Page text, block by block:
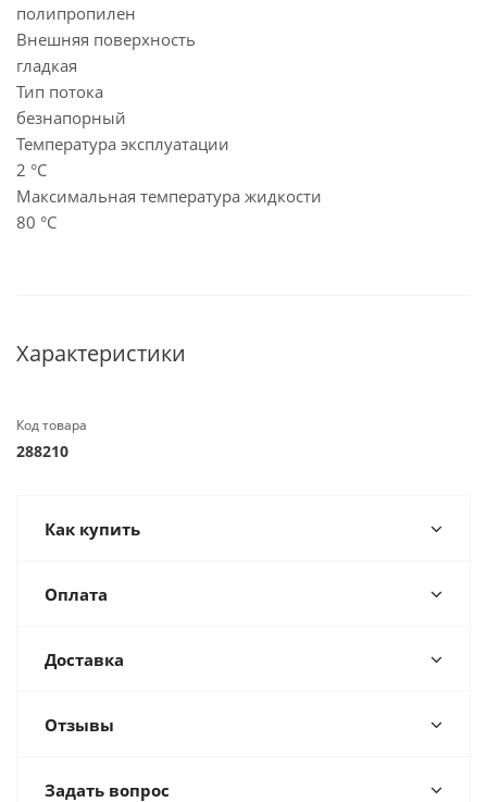
полипропилен
Внешняя поверхность
гладкая
Тип потока
безнапорный
Температура эксплуатации
2 °C
Максимальная температура жидкости
80 °C
Характеристики
Код товара
288210
Как купить
Оплата
Доставка
Отзывы
Задать вопрос